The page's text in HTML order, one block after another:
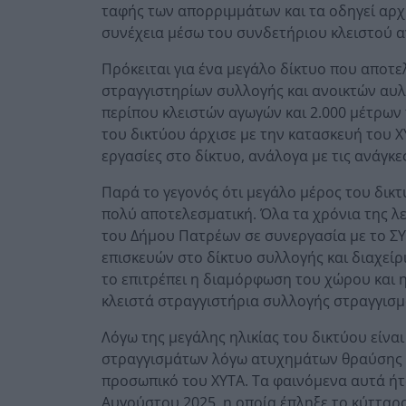
ταφής των απορριμμάτων και τα οδηγεί
συνέχεια μέσω του συνδετήριου
Πρόκειται για ένα μεγάλο δίκτυο που
στραγγιστηρίων συλλογής και ανοικτών
περίπου κλειστών αγωγών και 2.000
του δικτύου άρχισε με την κατασκευή του
εργασίες στο δίκτυο, ανάλογα με τις
Παρά το γεγονός ότι μεγάλο μέρος του
πολύ αποτελεσματική. Όλα τα χρόνια της
του Δήμου Πατρέων σε συνεργασία με το
επισκευών στο δίκτυο συλλογής και
το επιτρέπει η διαμόρφωση του χώρου και
κλειστά στραγγιστήρια συλλογής
Λόγω της μεγάλης ηλικίας του δικτύου
στραγγισμάτων λόγω ατυχημάτων θραύσης
προσωπικό του ΧΥΤΑ. Τα φαινόμενα αυτά